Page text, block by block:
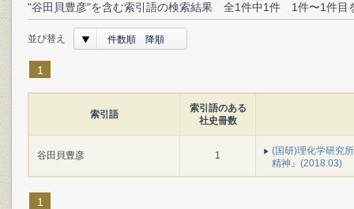
"谷田貝豊彦"を含む索引語の検索結果 全1件中1件 1件〜1件目
並び替え 件数順 降順
1
索引語
索引語のある
社史冊数
谷田貝豊彦 1
(国研)理化学研究
精神』(2018.03)
1